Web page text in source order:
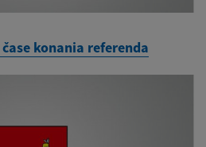
konania referenda